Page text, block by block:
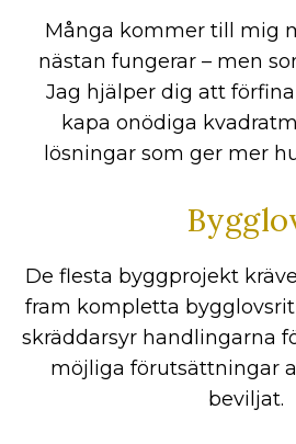
Många kommer till mig
nästan fungerar – men
Jag hjälper dig att
kapa onödiga
lösningar som ger mer
De flesta byggprojekt
fram kompletta
skräddarsyr handlingarna
möjliga förutsättningar
beviljat.